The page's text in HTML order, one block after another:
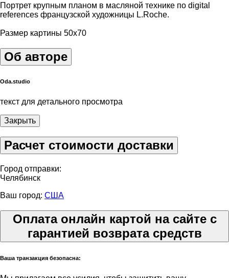
Портрет крупным планом в масляной технике по digital
references французской художницы L.Roche.
Размер картины 50х70
Об авторе
Oda.studio
текст для детального просмотра
Закрыть
Расчет стоимости доставки
Город отправки:
Челябинск
Ваш город: США
Оплата онлайн картой на сайте с
гарантией возврата средств
Ваша транзакция безопасна: